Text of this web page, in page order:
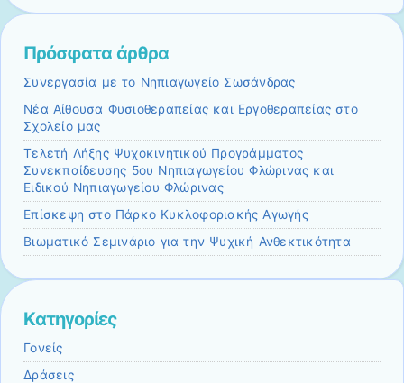
Πρόσφατα άρθρα
Συνεργασία με το Νηπιαγωγείο Σωσάνδρας
Νέα Αίθουσα Φυσιοθεραπείας και Εργοθεραπείας στο
Σχολείο μας
Τελετή Λήξης Ψυχοκινητικού Προγράμματος
Συνεκπαίδευσης 5ου Νηπιαγωγείου Φλώρινας και
Ειδικού Νηπιαγωγείου Φλώρινας
Επίσκεψη στο Πάρκο Κυκλοφοριακής Αγωγής
Βιωματικό Σεμινάριο για την Ψυχική Ανθεκτικότητα
Kατηγορίες
Γονείς
Δράσεις